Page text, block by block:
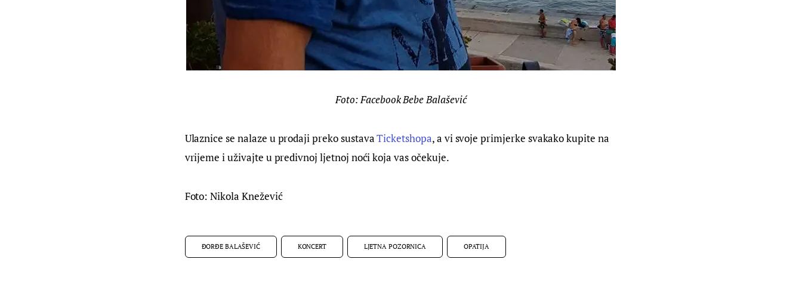
Foto: Facebook Bebe Balašević
Ulaznice se nalaze u prodaji preko sustavaTicketshopa, a vi svoje primjerke svakako kupite na
vrijeme i uživajte u predivnoj ljetnoj noći koja vas očekuje.
Foto: Nikola Knežević
ĐORĐE BALAŠEVIĆ KONCERT LJETNA POZORNICA OPATIJA